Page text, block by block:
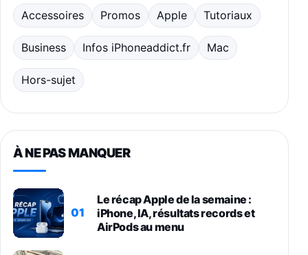
Accessoires Promos Apple Tutoriaux
Business Infos iPhoneaddict.fr Mac
Hors-sujet
À NE PAS MANQUER
01
Le récap Apple de la semaine :
iPhone, IA, résultats records et
AirPods au menu